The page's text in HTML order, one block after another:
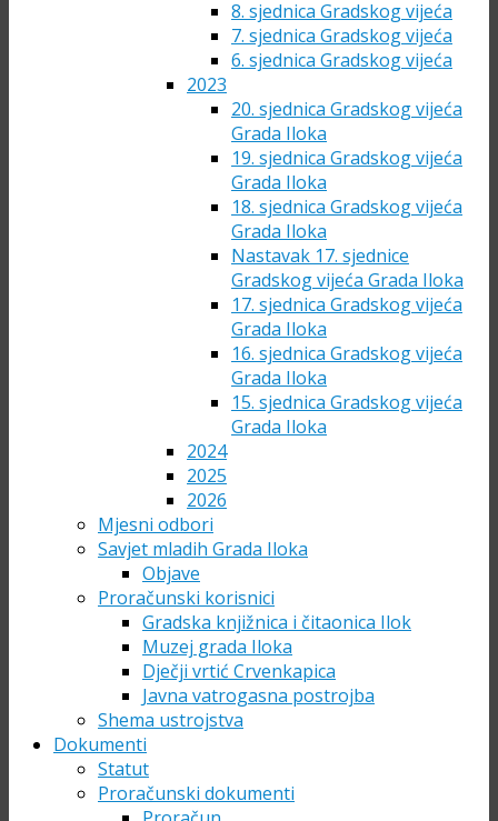
8. sjednica Gradskog vijeća
7. sjednica Gradskog vijeća
6. sjednica Gradskog vijeća
2023
20. sjednica Gradskog vijeća
Grada Iloka
19. sjednica Gradskog vijeća
Grada Iloka
18. sjednica Gradskog vijeća
Grada Iloka
Nastavak 17. sjednice
Gradskog vijeća Grada Iloka
17. sjednica Gradskog vijeća
Grada Iloka
16. sjednica Gradskog vijeća
Grada Iloka
15. sjednica Gradskog vijeća
Grada Iloka
2024
2025
2026
Mjesni odbori
Savjet mladih Grada Iloka
Objave
Proračunski korisnici
Gradska knjižnica i čitaonica Ilok
Muzej grada Iloka
Dječji vrtić Crvenkapica
Javna vatrogasna postrojba
Shema ustrojstva
Dokumenti
Statut
Proračunski dokumenti